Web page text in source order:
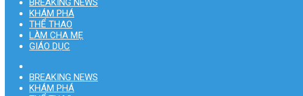
KHÁM PHÁ
THỂ THAO
LÀM CHA MẸ
GIÁO DỤC
BREAKING NEWS
KHÁM PHÁ